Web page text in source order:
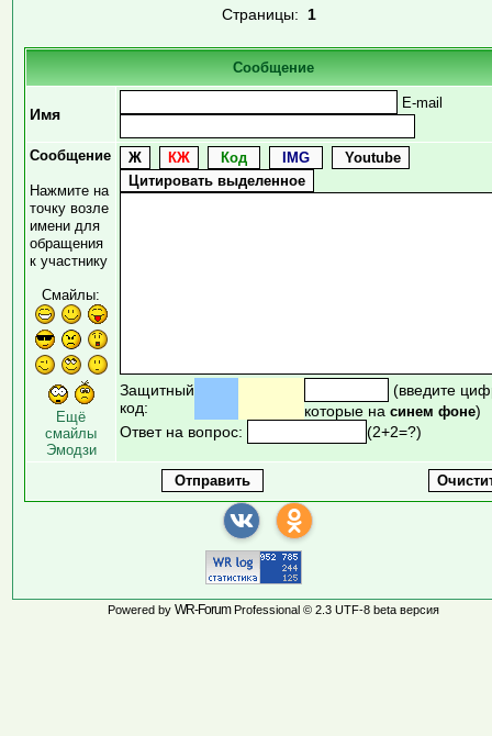
Страницы: 1
Сообщение
Имя
E-mail
Сообщение
Нажмите на
точку возле
имени для
обращения
к участнику
Смайлы:
Ещё
смайлы
Эмодзи
Защитный
код:
(введите
которые на синем фоне)
Ответ на вопрос:
(2+2=?)
Powered by WR-ForumProfessional © 2.3 UTF-8 beta версия